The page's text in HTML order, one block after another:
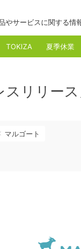
やサービスに関する情
TOKIZA 夏季休業
スリリー
マルゴート